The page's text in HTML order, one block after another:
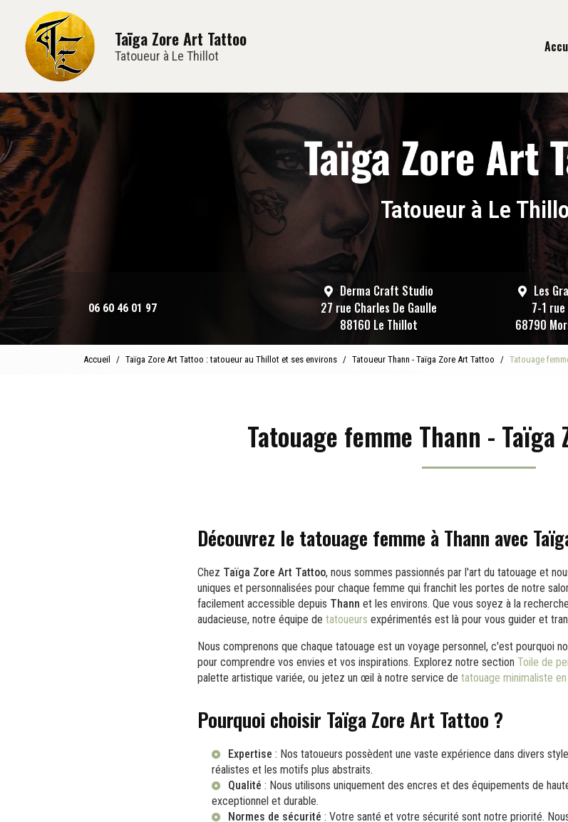
contenu
principal
Taïga Zore Art Tattoo
Tatoueur à Le Thillot
Tatoueur à Le
06 60 46 01 97
Derma Craft Studio
27 rue Charles De Gaulle
88160 Le Thillot
Les
7-1
68790
Accueil Taïga Zore Art Tattoo : tatoueur au Thillot et ses environs Tatoueur Thann - Taïga Zore Art Tattoo Tatouage
Tatouage femme Thann - Taïga
Découvrez le tatouage femme à Thann avec
Chez Taïga Zore Art Tattoo, nous sommes passionnés par l'art du tatouage et
uniques et personnalisées pour chaque femme qui franchit les portes de notre
facilement accessible depuis Thann et les environs. Que vous soyez à la
audacieuse, notre équipe de tatoueurs expérimentés est là pour vous guider et
Nous comprenons que chaque tatouage est un voyage personnel, c'est pourquoi
pour comprendre vos envies et vos inspirations. Explorez notre section Toile de
palette artistique variée, ou jetez un œil à notre service de tatouage minimaliste
Pourquoi choisir Taïga Zore Art Tattoo ?
Expertise : Nos tatoueurs possèdent une vaste expérience dans divers
réalistes et les motifs plus abstraits.
Qualité : Nous utilisons uniquement des encres et des équipements de
exceptionnel et durable.
Normes de sécurité : Votre santé et votre sécurité sont notre priorité.